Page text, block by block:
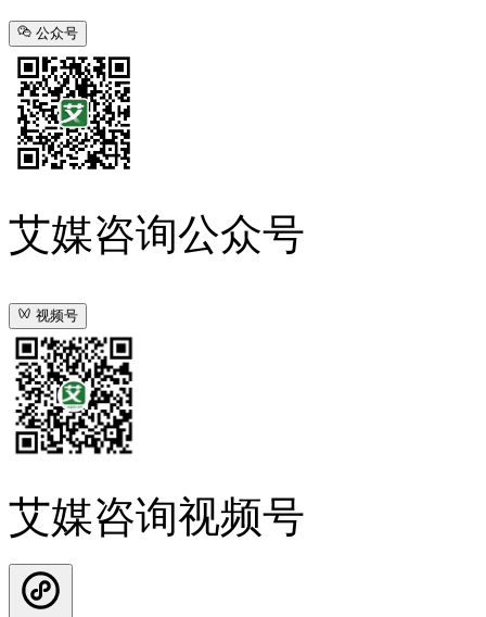
公众号
艾媒咨询公众号
视频号
艾媒咨询视频号